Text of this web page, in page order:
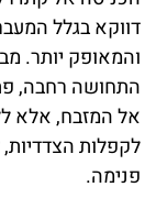
דווקא בגלל
והמאופק יותר.
התחושה רחבה,
אל המזבח, אלא
לקפלות הצדדיות,
פנימה.